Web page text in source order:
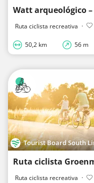
Watt arqueológico –
Ruta ciclista recreativa ·
50,2 km 56 m
Tourist Board South
Ruta ciclista
Ruta ciclista recreativa ·